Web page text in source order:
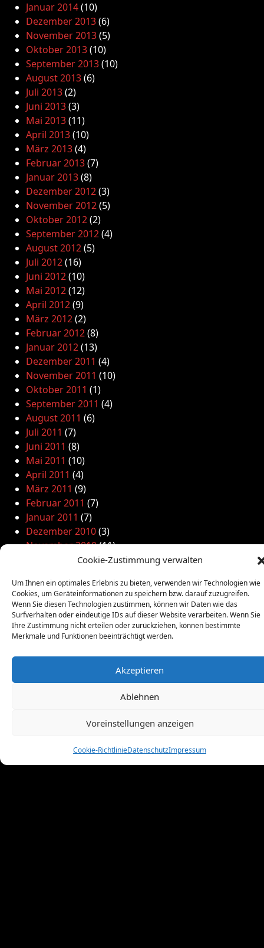
Cookie-Zustimmung verwalten
Um Ihnen ein optimales Erlebnis zu bieten, verwenden wir Technologien wie
Cookies, um Geräteinformationen zu speichern bzw. darauf zuzugreifen.
Wenn Sie diesen Technologien zustimmen, können wir Daten wie das
Surfverhalten oder eindeutige IDs auf dieser Website verarbeiten. Wenn Sie
Ihre Zustimmung nicht erteilen oder zurückziehen, können bestimmte
Merkmale und Funktionen beeinträchtigt werden.
Akzeptieren
Ablehnen
Voreinstellungen anzeigen
Cookie-RichtlinieDatenschutzImpressum
Januar 2014(10)
Dezember 2013(6)
November 2013(5)
Oktober 2013(10)
September 2013(10)
August 2013(6)
Juli 2013(2)
Juni 2013(3)
Mai 2013(11)
April 2013(10)
März 2013(4)
Februar 2013(7)
Januar 2013(8)
Dezember 2012(3)
November 2012(5)
Oktober 2012(2)
September 2012(4)
August 2012(5)
Juli 2012(16)
Juni 2012(10)
Mai 2012(12)
April 2012(9)
März 2012(2)
Februar 2012(8)
Januar 2012(13)
Dezember 2011 (4)
November 2011 (10)
Oktober 2011 (1)
September 2011 (4)
August 2011 (6)
Juli 2011 (7)
Juni 2011 (8)
Mai 2011 (10)
April 2011 (4)
März 2011 (9)
Februar 2011 (7)
Januar 2011 (7)
Dezember 2010(3)
November 2010(11)
Oktober 2010(4)
August 2010(8)
Juni 2010(4)
Mai 2010(10)
April 2010(7)
Februar 2010(3)
Dezember 2009(10)
September 2009(8)
(8)
(4)